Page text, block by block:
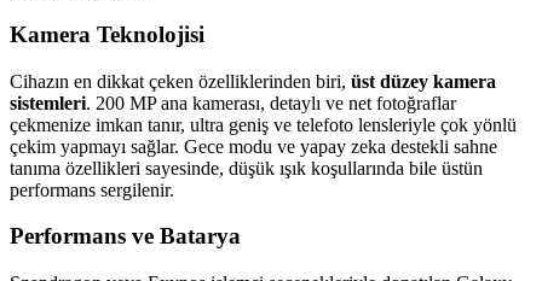
Kamera Teknolojisi
Cihazın en dikkat çeken özelliklerinden biri, üst düzey kamera
sistemleri. 200 MP ana kamerası, detaylı ve net fotoğraflar
çekmenize imkan tanır, ultra geniş ve telefoto lensleriyle çok yönlü
çekim yapmayı sağlar. Gece modu ve yapay zeka destekli sahne
tanıma özellikleri sayesinde, düşük ışık koşullarında bile üstün
performans sergilenir.
Performans ve Batarya